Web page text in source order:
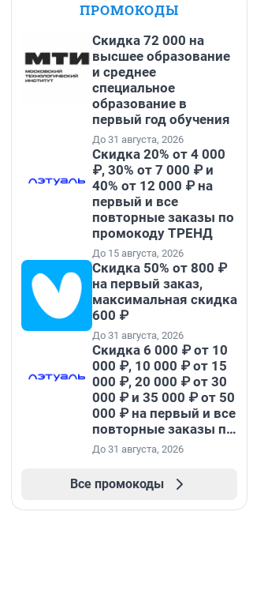
ПРОМОКОДЫ
Скидка 72 000 на
высшее образование
и среднее
специальное
образование в
первый год обучения
До 31 августа, 2026
Скидка 20% от 4 000
₽, 30% от 7 000 ₽ и
40% от 12 000 ₽ на
первый и все
повторные заказы по
промокоду ТРЕНД
До 15 августа, 2026
Скидка 50% от 800 ₽
на первый заказ,
максимальная скидка
600 ₽
До 31 августа, 2026
Скидка 6 000 ₽ от 10
000 ₽, 10 000 ₽ от 15
000 ₽, 20 000 ₽ от 30
000 ₽ и 35 000 ₽ от 50
000 ₽ на первый и все
повторные заказы по
промокоду НАБЕРИ
До 31 августа, 2026
Все промокоды